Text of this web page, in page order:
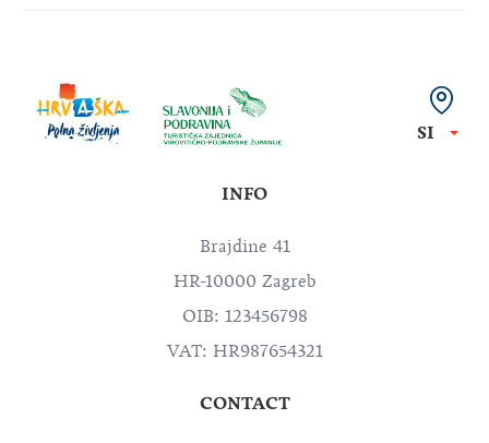
SI
INFO
Brajdine 41
HR-10000 Zagreb
OIB: 123456798
VAT: HR987654321
CONTACT